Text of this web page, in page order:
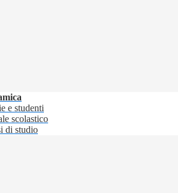
e studenti
scolastico
di studio